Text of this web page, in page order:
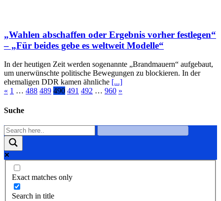
„Wahlen abschaffen oder Ergebnis vorher festlegen“
– „Für beides gebe es weltweit Modelle“
In der heutigen Zeit werden sogenannte „Brandmauern“ aufgebaut,
um unerwünschte politische Bewegungen zu blockieren. In der
ehemaligen DDR kamen ähnliche [...]
« 1 … 488 489 490 491 492 … 960 »
Suche
Exact matches only
Search in title